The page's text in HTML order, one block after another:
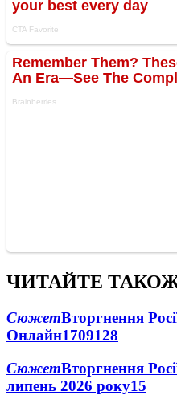
ЧИТАЙТЕ
СюжетВторгнення
Онлайн1709128
СюжетВторгнення
липень 2026 року15